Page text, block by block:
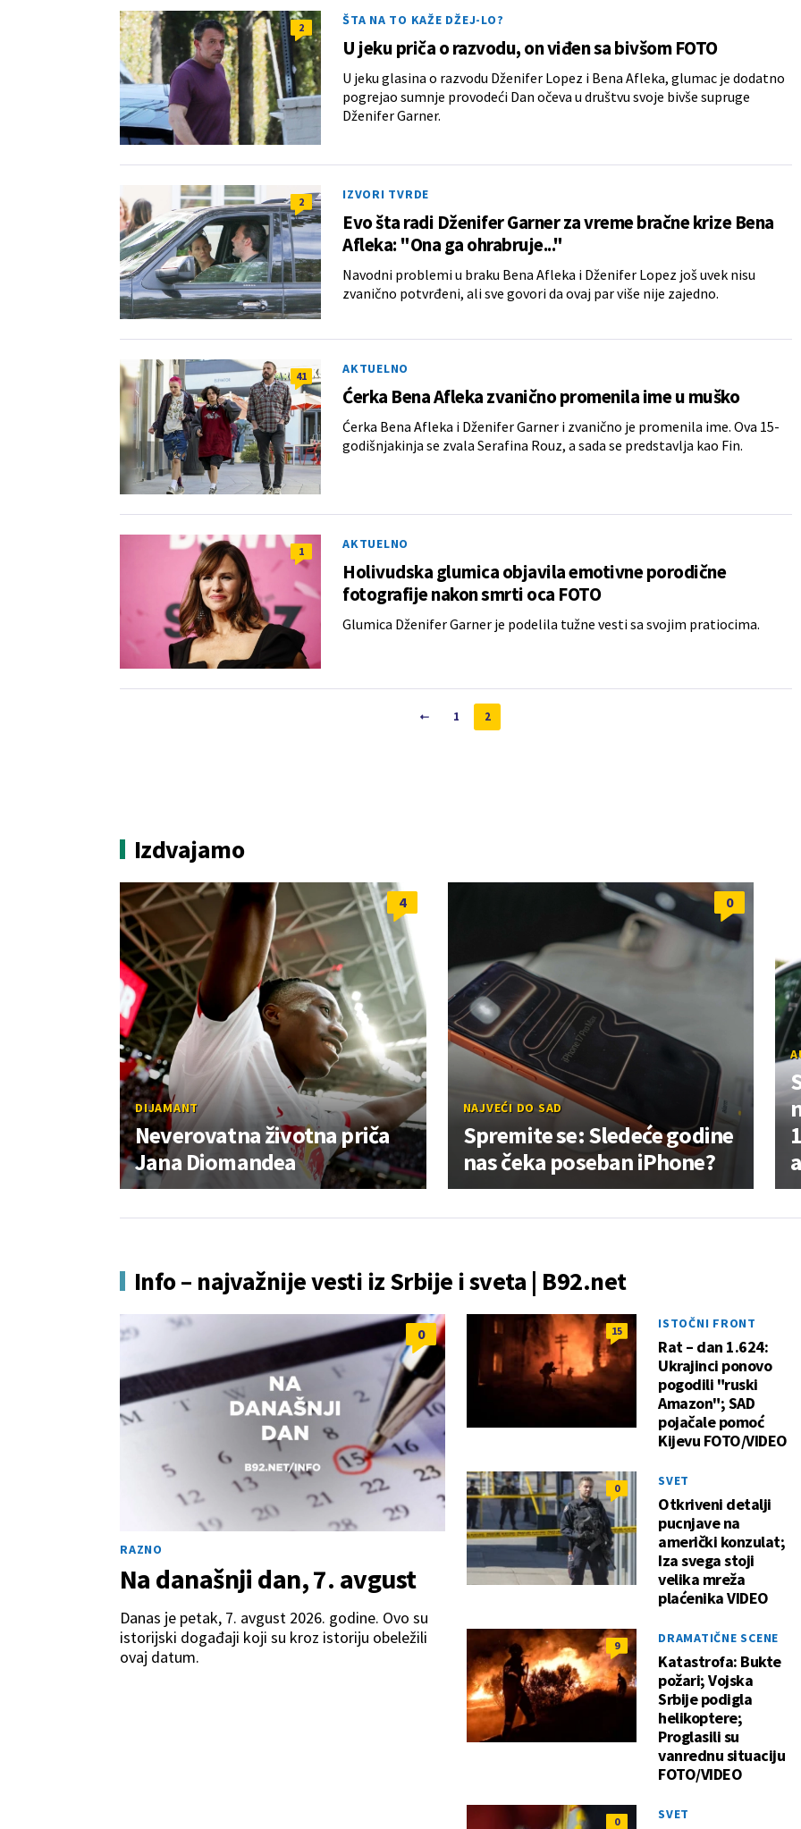
2 ŠTA NA TO KAŽE DŽEJ-LO?
U jeku priča o razvodu, on viđen sa bivšom FOTO
U jeku glasina o razvodu Dženifer Lopez i Bena Afleka, glumac je dodatno
pogrejao sumnje provodeći Dan očeva u društvu svoje bivše supruge
Dženifer Garner.
2 IZVORI TVRDE
Evo šta radi Dženifer Garner za vreme bračne krize Bena
Afleka: "Ona ga ohrabruje..."
Navodni problemi u braku Bena Afleka i Dženifer Lopez još uvek nisu
zvanično potvrđeni, ali sve govori da ovaj par više nije zajedno.
41 AKTUELNO
Ćerka Bena Afleka zvanično promenila ime u muško
Ćerka Bena Afleka i Dženifer Garner i zvanično je promenila ime. Ova 15-
godišnjakinja se zvala Serafina Rouz, a sada se predstavlja kao Fin.
1 AKTUELNO
Holivudska glumica objavila emotivne porodične
fotografije nakon smrti oca FOTO
Glumica Dženifer Garner je podelila tužne vesti sa svojim pratiocima.
1 2
Izdvajamo
4
DIJAMANT
Neverovatna životna priča
Jana Diomandea
0
NAJVEĆI DO SAD
Spremite se: Sledeće godine
nas čeka poseban iPhone?
Info – najvažnije vesti iz Srbije i sveta | B92.net
0
RAZNO
Na današnji dan, 7. avgust
Danas je petak, 7. avgust 2026. godine. Ovo su
istorijski događaji koji su kroz istoriju obeležili
ovaj datum.
15 ISTOČNI FRONT
Rat – dan 1.624:
Ukrajinci ponovo
pogodili "ruski
Amazon"; SAD
pojačale pomoć
Kijevu FOTO/VIDEO
0 SVET
Otkriveni detalji
pucnjave na
američki konzulat;
Iza svega stoji
velika mreža
plaćenika VIDEO
9 DRAMATIČNE SCENE
Katastrofa: Bukte
požari; Vojska
Srbije podigla
helikoptere;
Proglasili su
vanrednu situaciju
FOTO/VIDEO
0 SVET